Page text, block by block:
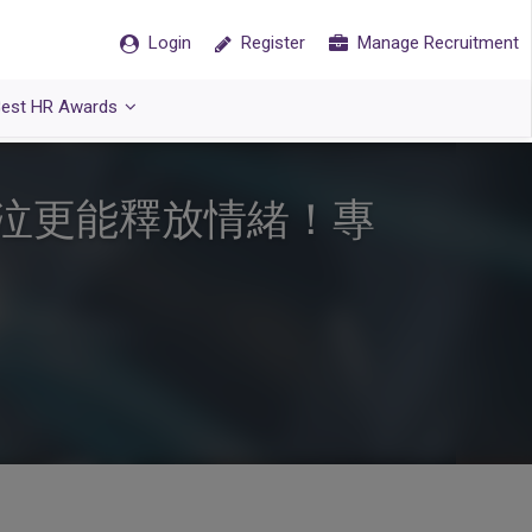
Login Register Manage Recruitment
HR Awards
更能釋放情緒！專